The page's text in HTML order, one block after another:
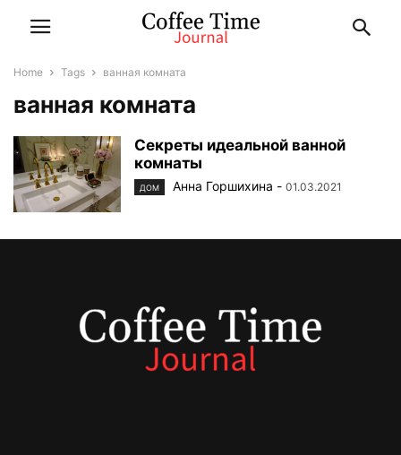
Home Tags ванная комната
ванная комната
Секреты идеальной ванной
комнаты
ДОМ Анна Горшихина - 01.03.2021